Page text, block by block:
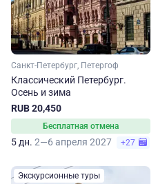
Санкт-Петербург, Петергоф
Классический Петербург.
Осень и зима
RUB 20,450
Бесплатная отмена
5 дн. 2—6 апреля 2027 +27
Экскурсионные туры